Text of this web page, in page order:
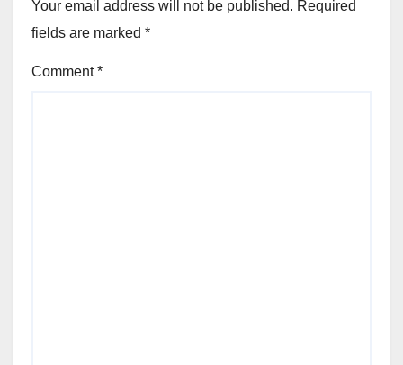
Your email address will not be published. Required
fields are marked *
Comment*